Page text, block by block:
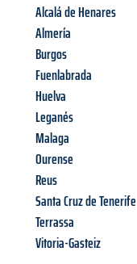
Alcalá de Henares
Almería
Burgos
Fuenlabrada
Huelva
Leganés
Malaga
Ourense
Reus
Santa Cruz de Tenerife
Terrassa
Vitoria-Gasteiz